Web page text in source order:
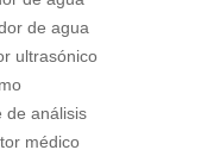
de agua
ultrasónico
de análisis
médico